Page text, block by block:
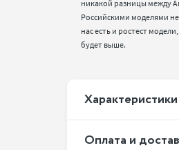
никакой разницы между
Российскими моделями
нас есть и ростест
будет выше.
Xарактеристики
Оплата и